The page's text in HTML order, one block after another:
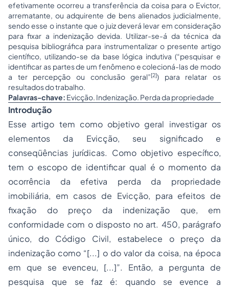
efetivamente ocorreu a transferência da coisa para o Evictor,
arrematante, ou adquirente de bens alienados judicialmente,
sendo esse o instante que o juiz deverá levar em consideração
para fixar a indenização devida. Utilizar-se-á da técnica da
pesquisa bibliográfica para instrumentalizar o presente artigo
científico, utilizando-se da base lógica indutiva (“pesquisar e
identificar as partes de um fenômeno e colecioná-las de modo
a ter percepção ou conclusão geral”[2]) para relatar os
resultados do trabalho.
Palavras-chave: Evicção. Indenização. Perda da propriedade
Introdução
Esse artigo tem como objetivo geral investigar os
elementos da Evicção, seu significado e
conseqüências jurídicas. Como objetivo específico,
tem o escopo de identificar qual é o momento da
ocorrência da efetiva perda da propriedade
imobiliária, em casos de Evicção, para efeitos de
fixação do preço da indenização que, em
conformidade com o disposto no art. 450, parágrafo
único, do Código Civil, estabelece o preço da
indenização como “[...] o do valor da coisa, na época
em que se evenceu, [...]”. Então, a pergunta de
pesquisa que se faz é: quando se evence a